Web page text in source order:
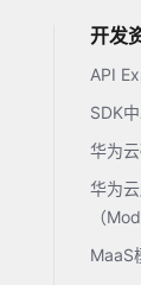
开发
API
SDK
华为
华为
（
MaaS